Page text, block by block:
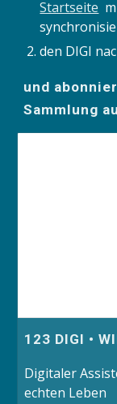
Startseite
den DIGI
und
Sammlung
123 DIGI •
Digitaler
echten Leben